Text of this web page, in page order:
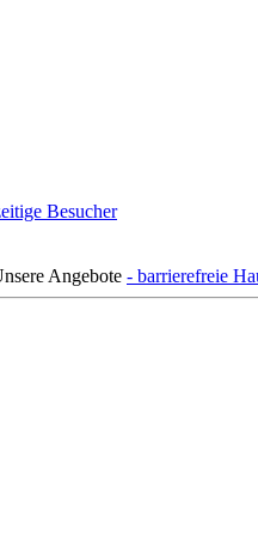
Besucher
Angebote - barrierefreie